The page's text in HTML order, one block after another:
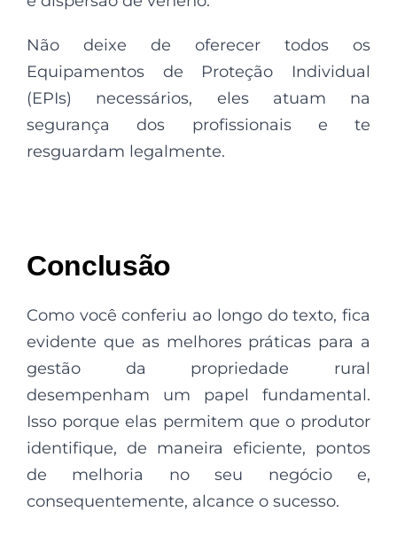
Não deixe de oferecer todos os
Equipamentos de Proteção Individual
(EPIs) necessários, eles atuam na
segurança dos profissionais e te
resguardam legalmente.
Conclusão
Como você conferiu ao longo do texto, fica
evidente que as melhores práticas para a
gestão da propriedade rural
desempenham um papel fundamental.
Isso porque elas permitem que o produtor
identifique, de maneira eficiente, pontos
de melhoria no seu negócio e,
consequentemente, alcance o sucesso.